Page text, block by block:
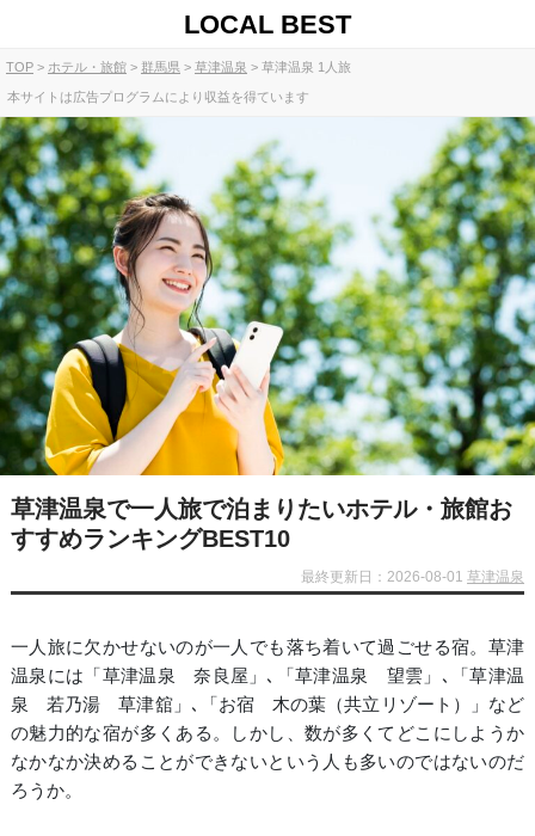
LOCAL BEST
TOP ホテル・旅館 群馬県 草津温泉 草津温泉 1人旅
本サイトは広告プログラムにより収益を得ています
草津温泉で一人旅で泊まりたいホテル・旅館お
すすめランキングBEST10
最終更新日：2026-08-01草津温泉
一人旅に欠かせないのが一人でも落ち着いて過ごせる宿。草津
温泉には「草津温泉 奈良屋」､「草津温泉 望雲」､「草津温
泉 若乃湯 草津舘」､「お宿 木の葉（共立リゾート）」など
の魅力的な宿が多くある。しかし、数が多くてどこにしようか
なかなか決めることができないという人も多いのではないのだ
ろうか。